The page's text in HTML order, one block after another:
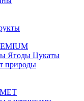
Ягоды Цукаты
природы